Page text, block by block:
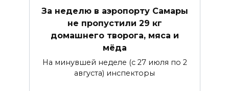
За неделю в аэропорту Самары
не пропустили 29 кг
домашнего творога, мяса и
мёда
На минувшей неделе (с 27 июля по 2
августа) инспекторы